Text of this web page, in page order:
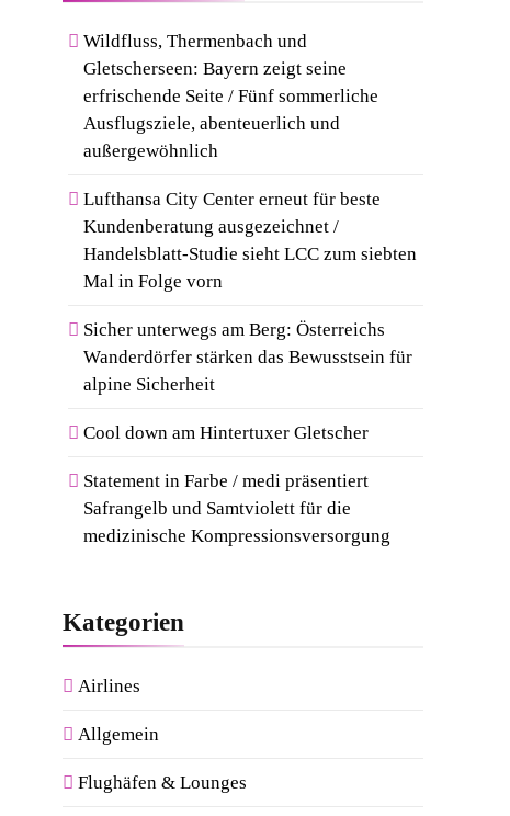
Wildfluss, Thermenbach und
Gletscherseen: Bayern zeigt seine
erfrischende Seite / Fünf sommerliche
Ausflugsziele, abenteuerlich und
außergewöhnlich
Lufthansa City Center erneut für beste
Kundenberatung ausgezeichnet /
Handelsblatt-Studie sieht LCC zum siebten
Mal in Folge vorn
Sicher unterwegs am Berg: Österreichs
Wanderdörfer stärken das Bewusstsein für
alpine Sicherheit
Cool down am Hintertuxer Gletscher
Statement in Farbe / medi präsentiert
Safrangelb und Samtviolett für die
medizinische Kompressionsversorgung
Kategorien
Airlines
Allgemein
Flughäfen & Lounges